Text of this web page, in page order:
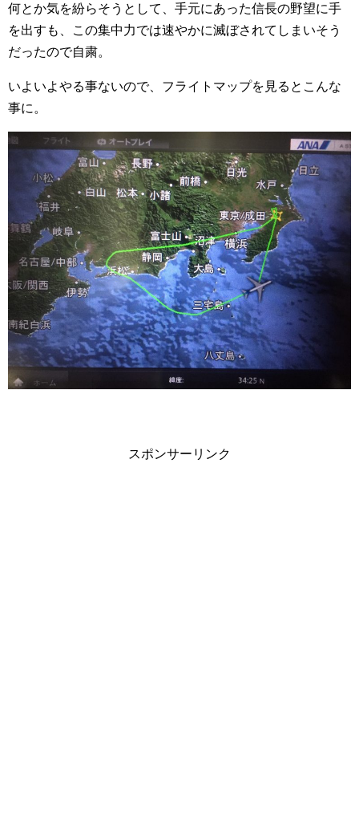
何とか気を紛らそうとして、手元にあった信長の野望に手
を出すも、この集中力では速やかに滅ぼされてしまいそう
だったので自粛。
いよいよやる事ないので、フライトマップを見るとこんな
事に。
スポンサーリンク